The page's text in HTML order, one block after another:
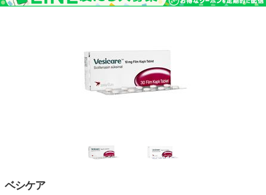
ベシケア